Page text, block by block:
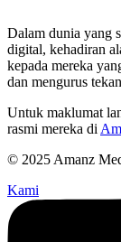
Dalam dunia yang
digital, kehadiran
kepada mereka
dan mengurus
Untuk maklumat
rasmi mereka di
© 2025 Amanz
Kami